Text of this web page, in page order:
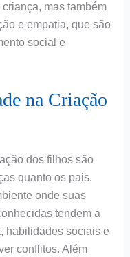
mas também
e empatia, que são
social e
na Criação
dos filhos são
quanto os pais.
onde suas
tendem a
habilidades sociais e
conflitos. Além